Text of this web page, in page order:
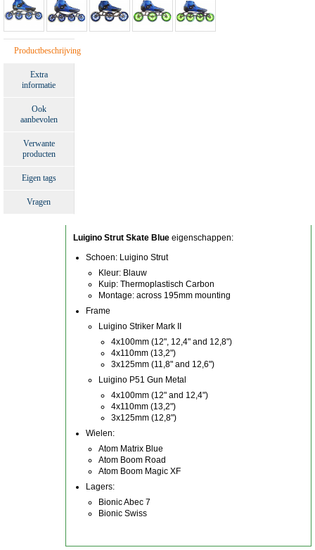
Productbeschrijving
Extra
informatie
Ook
aanbevolen
Verwante
producten
Eigen tags
Vragen
Luigino Strut Skate Blueeigenschappen:
Schoen: Luigino Strut
Kleur: Blauw
Kuip: Thermoplastisch Carbon
Montage: across 195mm mounting
Frame
Luigino Striker Mark II
4x100mm (12", 12,4" and 12,8")
4x110mm (13,2")
3x125mm (11,8" and 12,6")
Luigino P51 Gun Metal
4x100mm (12" and 12,4")
4x110mm (13,2")
3x125mm (12,8")
Wielen:
Atom Matrix Blue
Atom Boom Road
Atom Boom Magic XF
Lagers:
Bionic Abec 7
Bionic Swiss